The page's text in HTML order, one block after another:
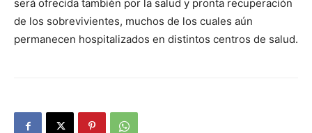
será ofrecida también por la salud y pronta recuperación
de los sobrevivientes, muchos de los cuales aún
permanecen hospitalizados en distintos centros de salud.